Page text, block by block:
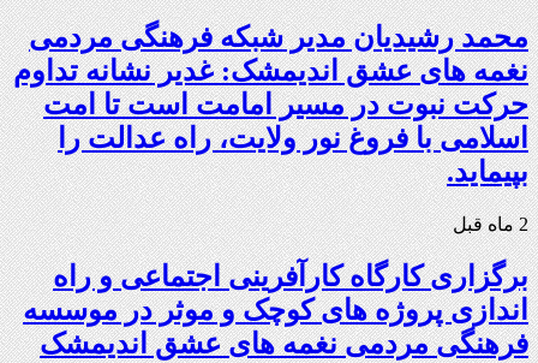
محمد رشیدیان مدیر شبکه فرهنگی مردمی
نغمه های عشق اندیمشک: غدیر نشانه تداوم
حرکت نبوت در مسیر امامت است تا امت
اسلامی با فروغ نور ولایت، راه عدالت را
بپیماید.
2 ماه قبل
برگزاری کارگاه کارآفرینی اجتماعی و راه
اندازی پروژه های کوچک و موثر در موسسه
فرهنگی مردمی نغمه های عشق اندیمشک